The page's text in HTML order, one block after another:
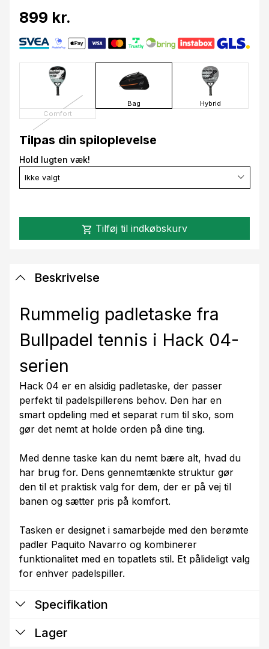
899 kr.
Bag
Hybrid
Comfort
Tilpas din spiloplevelse
Hold lugten væk!
Ikke valgt
shopping_cart Tilføj til indkøbskurv
Beskrivelse
Rummelig padletaske fra
Bullpadel tennis i Hack 04-
serien
Hack 04 er en alsidig padletaske, der passer
perfekt til padelspillerens behov. Den har en
smart opdeling med et separat rum til sko, som
gør det nemt at holde orden på dine ting.
Med denne taske kan du nemt bære alt, hvad du
har brug for. Dens gennemtænkte struktur gør
den til et praktisk valg for dem, der er på vej til
banen og sætter pris på komfort.
Tasken er designet i samarbejde med den berømte
padler Paquito Navarro og kombinerer
funktionalitet med en topatlets stil. Et pålideligt valg
for enhver padelspiller.
Specifikation
Lager